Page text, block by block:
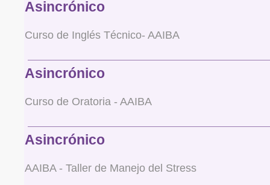
Asincrónico
Curso de Inglés Técnico- AAIBA
Asincrónico
Curso de Oratoria - AAIBA
Asincrónico
AAIBA - Taller de Manejo del Stress